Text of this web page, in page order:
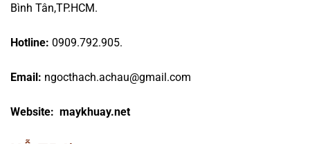
Bình Tân,TP.HCM.
Hotline: 0909.792.905.
Email: ngocthach.achau@gmail.com
Website: maykhuay.net